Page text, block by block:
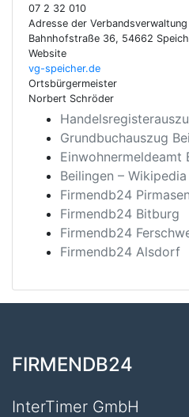
07 2 32 010
Adresse der Verbandsverwaltung
Bahnhofstraße 36, 54662
Website
vg-speicher.de
Ortsbürgermeister
Norbert Schröder
Grundbuchauszug
Einwohnermeldeamt
Beilingen – Wikipedia
Firmendb24
Firmendb24 Bitburg
Firmendb24
Firmendb24 Alsdorf
FIRMENDB24
InterTimer GmbH